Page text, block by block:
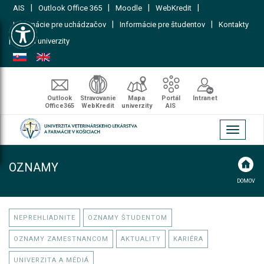
Open toolbar
AIS Outlook Office 365 Moodle WebKredit
Informácie pre uchádzačov Informácie pre študentov Kontakty
| Mapa univerzity
Outlook
Office365
Stravovanie
WebKredit
Mapa
univerzity
Portál
AIS
Intranet
Toggle
OZNAMY
DOMOV
NEPREHLIADNITE OZNAMY ŠTUDENTOM
OZNAMY ZAMESTNANCOM AKTUALITY KARIÉRA
UNIVERZITA A MÉDIÁ